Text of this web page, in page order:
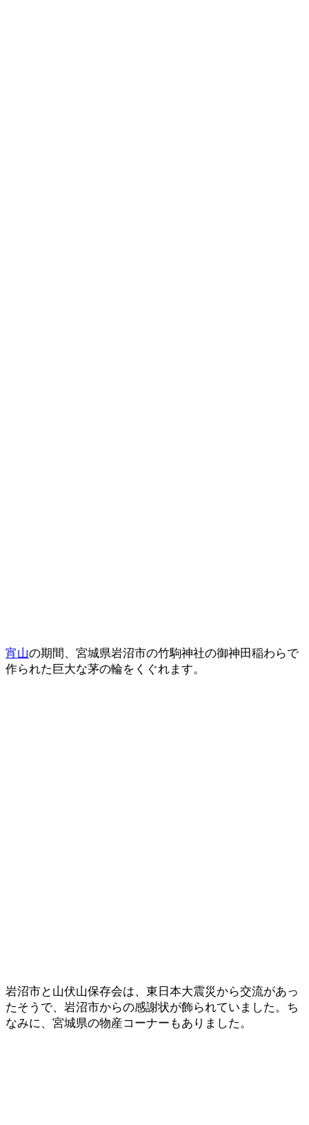
宵山の期間、宮城県岩沼市の竹駒神社の御神田稲わらで
作られた巨大な茅の輪をくぐれます。
岩沼市と山伏山保存会は、東日本大震災から交流があっ
たそうで、岩沼市からの感謝状が飾られていました。ち
なみに、宮城県の物産コーナーもありました。